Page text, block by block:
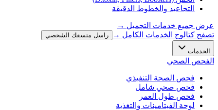
التجاعيد والخطوط الدقيقة
عرض جميع خدمات التجميل →
تصفح كتالوج الخدمات الكامل →
راسل منسقك الشخصي
الخدمات
الفحص الصحي
فحص الصحة التنفيذي
فحص صحي شامل
فحص طول العمر
لوحة الفيتامينات والتغذية